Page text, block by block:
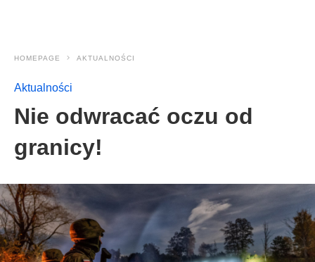
HOMEPAGE AKTUALNOŚCI
Aktualności
Nie odwracać oczu od
granicy!